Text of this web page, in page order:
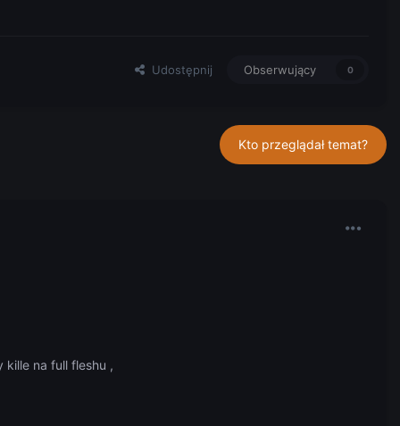
Udostępnij Obserwujący 0
Kto przeglądał temat?
kille na full fleshu ,